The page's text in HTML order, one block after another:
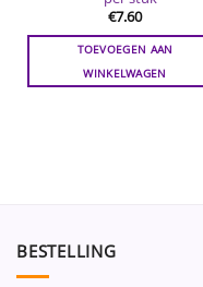
€7.60
TOEVOEGEN AAN
WINKELWAGEN
BESTELLING